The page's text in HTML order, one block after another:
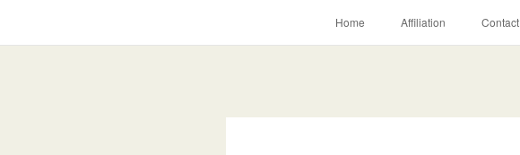
Home Affiliation Contact